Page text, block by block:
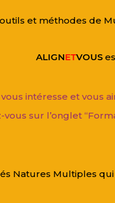
et méthodes de
ALIGNETVOUS
vous intéresse et vous
vous sur l’onglet
Natures Multiples